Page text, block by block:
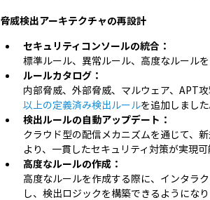
脅威検出アーキテクチャの再設計
セキュリティコンソールの統合：
標準ルール、異常ルール、高度なルール
ルールカタログ：
内部脅威、外部脅威、マルウェア、APT
以上の定義済み検出ルールを追加しました
検出ルールの自動アップデート：
クラウド型の配信メカニズムを通じて、
より、一貫したセキュリティ対策が実現可
高度なルールの作成：
高度なルールを作成する際に、インタラ
し、検出ロジックを構築できるようになり